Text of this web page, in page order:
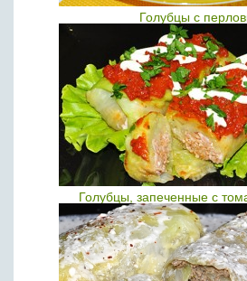
Голубцы с
Голубцы, запеченные с